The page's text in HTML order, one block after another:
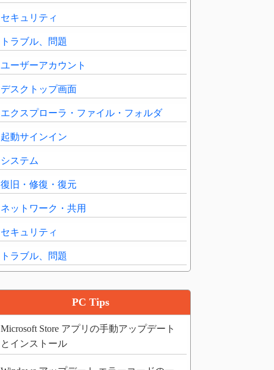
セキュリティ
トラブル、問題
ユーザーアカウント
デスクトップ画面
エクスプローラ・ファイル・フォルダ
起動サインイン
システム
復旧・修復・復元
ネットワーク・共用
セキュリティ
トラブル、問題
PC Tips
Microsoft Store アプリの手動アップデート
とインストール